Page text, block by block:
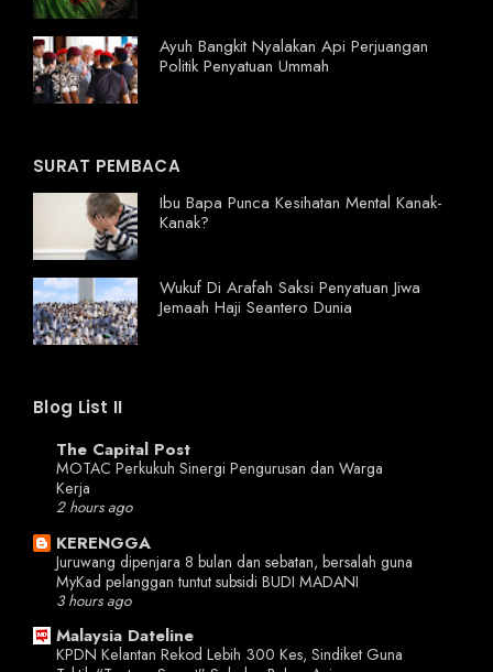
Ayuh Bangkit Nyalakan Api Perjuangan
Politik Penyatuan Ummah
SURAT PEMBACA
Ibu Bapa Punca Kesihatan Mental Kanak-
Kanak?
Wukuf Di Arafah Saksi Penyatuan Jiwa
Jemaah Haji Seantero Dunia
Blog List II
The Capital Post
MOTAC Perkukuh Sinergi Pengurusan dan Warga
Kerja
2 hours ago
KERENGGA
Juruwang dipenjara 8 bulan dan sebatan, bersalah guna
MyKad pelanggan tuntut subsidi BUDI MADANI
3 hours ago
Malaysia Dateline
KPDN Kelantan Rekod Lebih 300 Kes, Sindiket Guna